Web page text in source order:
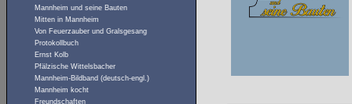
Mannheim und seine Bauten
Mitten in Mannheim
Von Feuerzauber und Gralsgesang
Protokollbuch
Ernst Kolb
Pfälzische Wittelsbacher
Mannheim-Bildband (deutsch-engl.)
Mannheim kocht
Freundschaften